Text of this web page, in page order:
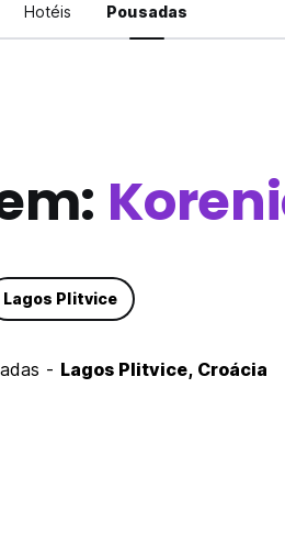
Hotéis Pousadas
Lagos Plitvice
- Lagos Plitvice, Croácia